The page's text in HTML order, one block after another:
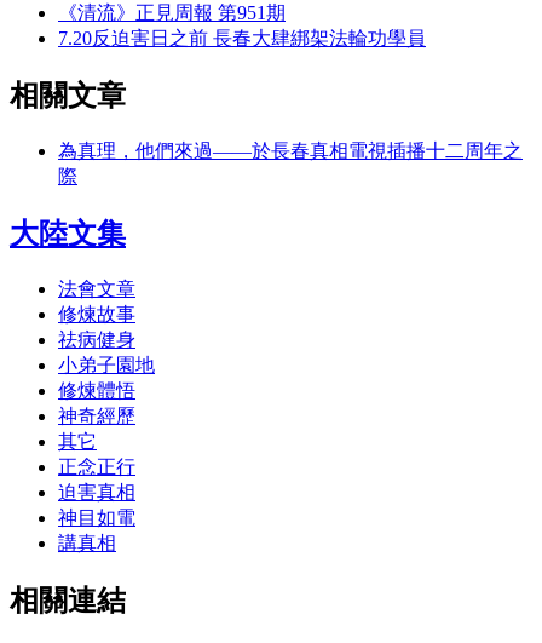
《清流》正見周報 第951期
7.20反迫害日之前 長春大肆綁架法輪功學員
相關文章
為真理，他們來過――於長春真相電視插播十二周年之
際
大陸文集
法會文章
修煉故事
祛病健身
小弟子園地
修煉體悟
神奇經歷
其它
正念正行
迫害真相
神目如電
講真相
相關連結